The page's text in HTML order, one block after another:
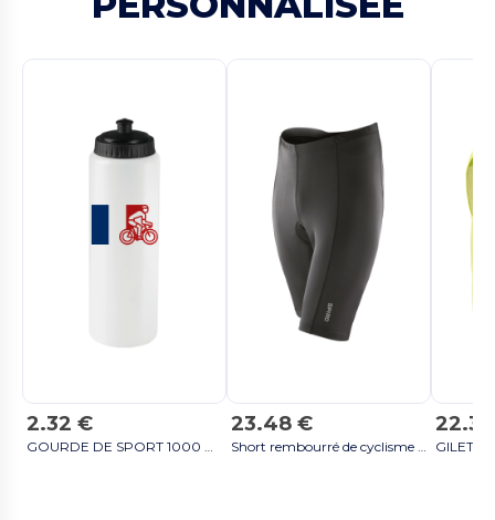
2.32 €
GOURDE DE SPORT 1000 ML - Noir
23.48 €
Short rembourré de cyclisme - Black/Black